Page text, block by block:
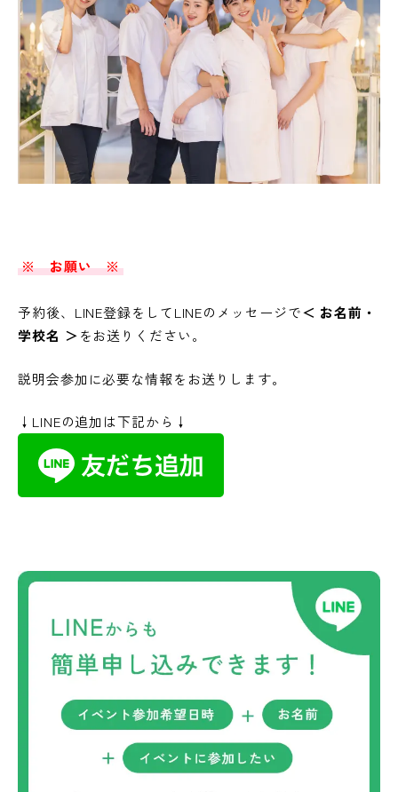
※ お願い ※
予約後、LINE登録をしてLINEのメッセージで＜ お名前・
学校名 ＞をお送りください。
説明会参加に必要な情報をお送りします。
↓LINEの追加は下記から↓